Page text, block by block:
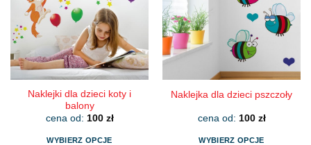
można
wybrać
na
stronie
produktu
można
wybrać
na
stronie
Naklejki dla dzieci koty i
balony
cena od: 100 zł
WYBIERZ OPCJE
Naklejka dla dzieci pszczoły
cena od: 100 zł
WYBIERZ OPCJE